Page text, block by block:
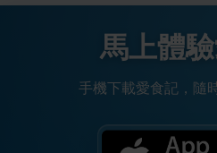
馬上體
手機下載愛食記，隨